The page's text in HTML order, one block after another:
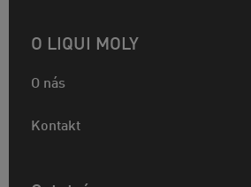
O LIQUI MOLY
O nás
Kontakt